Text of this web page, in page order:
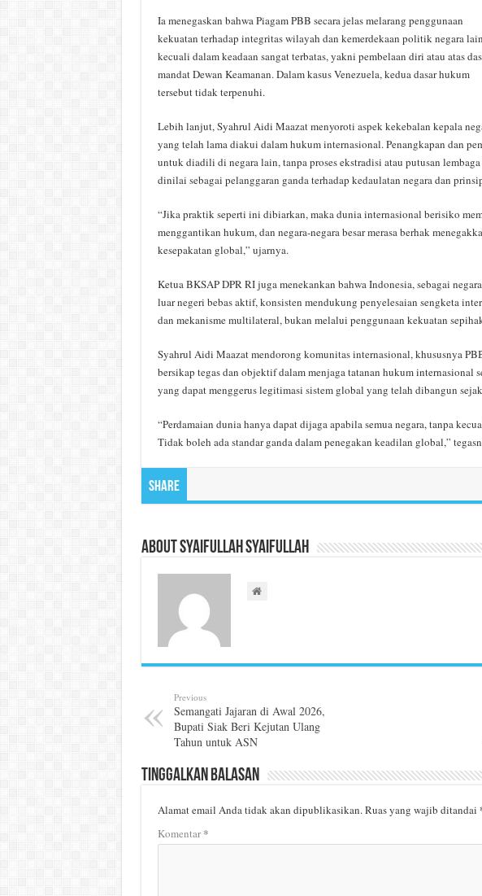
Ia menegaskan bahwa Piagam PBB secara jelas melarang penggunaan
kekuatan terhadap integritas wilayah dan kemerdekaan politik negara
kecuali dalam keadaan sangat terbatas, yakni pembelaan diri atau atas
mandat Dewan Keamanan. Dalam kasus Venezuela, kedua dasar hukum
tersebut tidak terpenuhi.
Lebih lanjut, Syahrul Aidi Maazat menyoroti aspek kekebalan kepala
yang telah lama diakui dalam hukum internasional. Penangkapan dan
untuk diadili di negara lain, tanpa proses ekstradisi atau putusan
dinilai sebagai pelanggaran ganda terhadap kedaulatan negara dan
“Jika praktik seperti ini dibiarkan, maka dunia internasional berisiko
menggantikan hukum, dan negara-negara besar merasa berhak
kesepakatan global,” ujarnya.
Ketua BKSAP DPR RI juga menekankan bahwa Indonesia, sebagai
luar negeri bebas aktif, konsisten mendukung penyelesaian sengketa
dan mekanisme multilateral, bukan melalui penggunaan kekuatan
Syahrul Aidi Maazat mendorong komunitas internasional, khususnya
bersikap tegas dan objektif dalam menjaga tatanan hukum internasional
yang dapat menggerus legitimasi sistem global yang telah dibangun
“Perdamaian dunia hanya dapat dijaga apabila semua negara, tanpa
Tidak boleh ada standar ganda dalam penegakan keadilan global,”
Share
About Syaifullah Syaifullah
Previous
Semangati Jajaran di Awal 2026,
Bupati Siak Beri Kejutan Ulang
Tahun untuk ASN
Tinggalkan Balasan
Alamat email Anda tidak akan dipublikasikan.Ruas yang wajib ditandai
Komentar*